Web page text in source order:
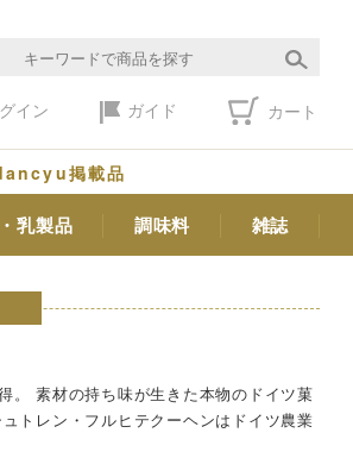
イン ガイド カート
掲載品
乳製品 調味料 雑誌
。 素材の持ち味が生きた本物のドイツ菓
トレン・フルヒテクーヘンはドイツ農業